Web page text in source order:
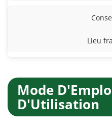
Lieu
Mode
D'Utilisation